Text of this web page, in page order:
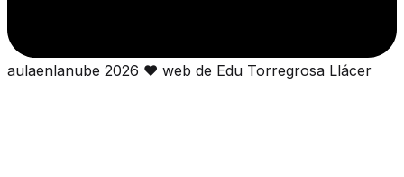
aulaenlanube 2026 ❤ web de Edu Torregrosa Llácer